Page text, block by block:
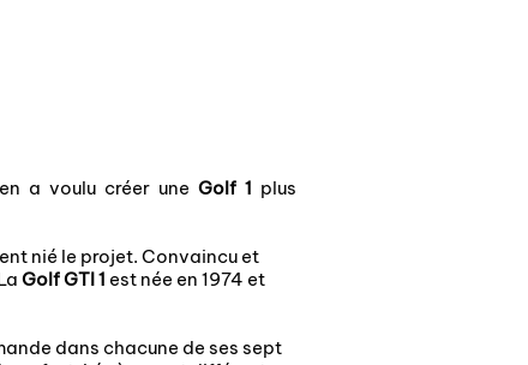
a voulu créer une Golf 1 plus
nié le projet. Convaincu et
Golf GTI 1 est née en 1974 et
dans chacune de ses sept